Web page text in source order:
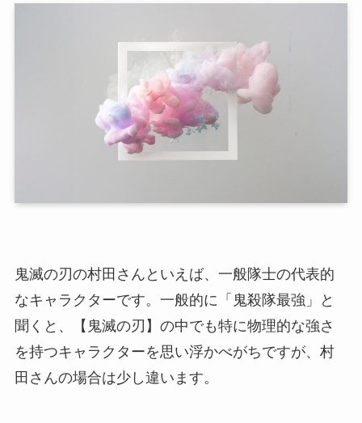
鬼滅の刃の村田さんといえば、一般隊士の代表的
なキャラクターです。一般的に「鬼殺隊最強」と
聞くと、【鬼滅の刃】の中でも特に物理的な強さ
を持つキャラクターを思い浮かべがちですが、村
田さんの場合は少し違います。